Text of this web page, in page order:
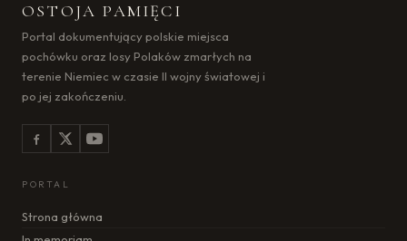
OSTOJA PAMIĘCI
Portal dokumentujący polskie miejsca
pochówku oraz losy Polaków zmarłych na
terenie Niemiec w czasie II wojny światowej i
po jej zakończeniu.
PORTAL
Strona główna